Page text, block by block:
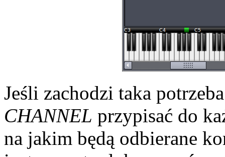
Jeśli zachodzi taka
CHANNEL przypisać do
na jakim będą odbierane